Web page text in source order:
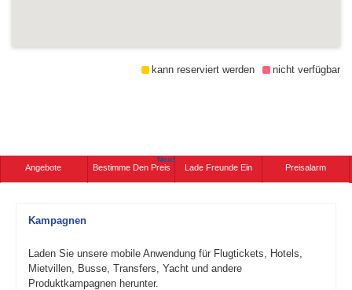
kann reserviert werden nicht verfügbar
Angebote Bestimme Den Preis
Neu!
Lade Freunde Ein Preisalarm
Kampagnen
Laden Sie unsere mobile Anwendung für Flugtickets, Hotels,
Mietvillen, Busse, Transfers, Yacht und andere
Produktkampagnen herunter.